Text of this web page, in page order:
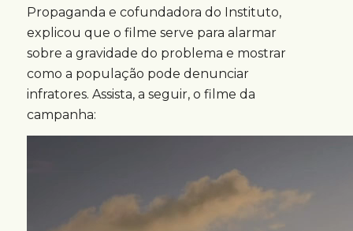
Propaganda e cofundadora do Instituto,
explicou que o filme serve para alarmar
sobre a gravidade do problema e mostrar
como a população pode denunciar
infratores. Assista, a seguir, o filme da
campanha: